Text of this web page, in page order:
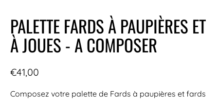
PALETTE FARDS À PAUPIÈRES ET
À JOUES - A COMPOSER
€41,00
Composez votre palette de Fards à paupières et fards